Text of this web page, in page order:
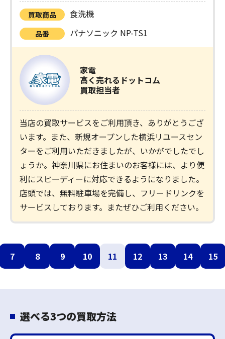
買取商品 食洗機
品番 パナソニック NP-TS1
家電
高く売れるドットコム
買取担当者
当店の買取サービスをご利用頂き、ありがとうござ
います。また、新規オープンした横浜リユースセン
ターをご利用いただきましたが、いかがでしたでし
ょうか。神奈川県にお住まいのお客様には、より便
利にスピーディーに対応できるようになりました。
店頭では、無料駐車場を完備し、フリードリンクを
サービスしております。またぜひご利用ください。
7 8 9 10 11 12 13 14 15
選べる3つの買取方法